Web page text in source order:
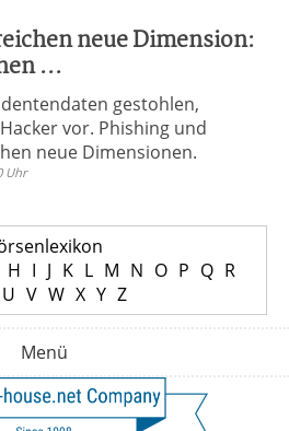
neue Dimension:
...
gestohlen,
vor. Phishing und
neue Dimensionen.
Uhr
H I J K L M N O P Q R
U V W X Y Z
Menü